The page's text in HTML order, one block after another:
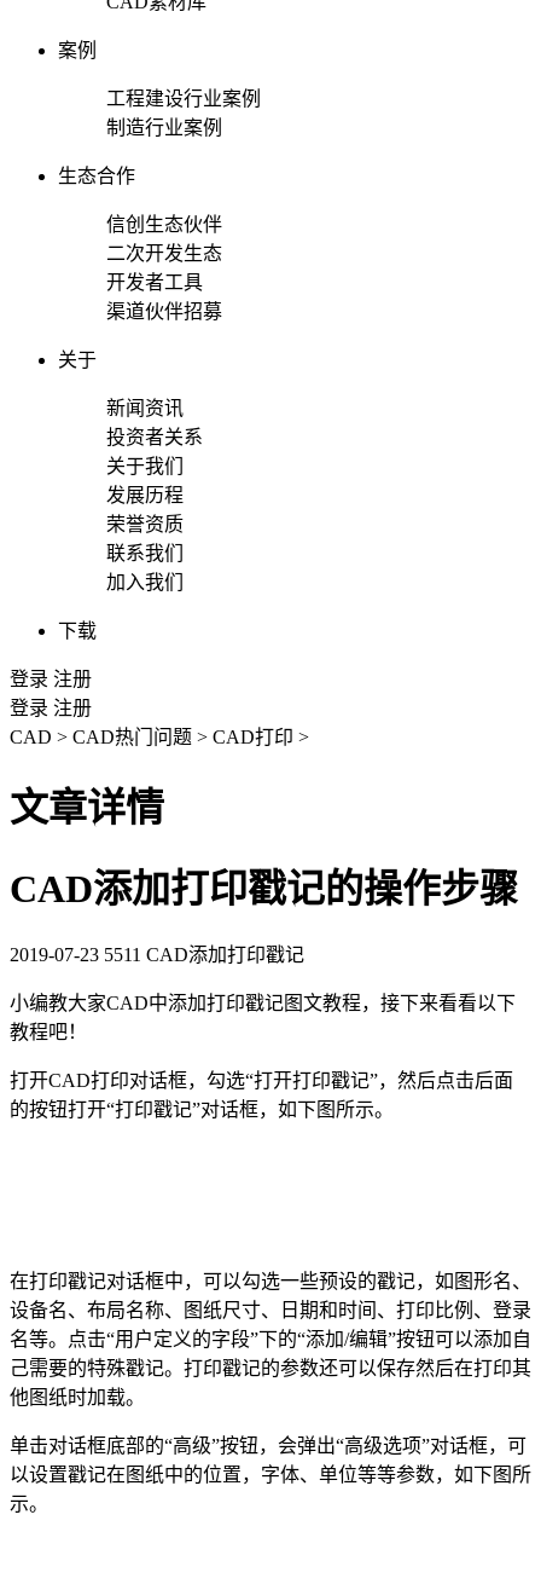
案例
工程建设行业案例
制造行业案例
生态合作
信创生态伙伴
二次开发生态
开发者工具
渠道伙伴招募
关于
新闻资讯
投资者关系
关于我们
发展历程
荣誉资质
联系我们
加入我们
下载
登录 注册
登录 注册
CAD > CAD热门问题 > CAD打印 >
文章详情
CAD添加打印戳记的操作步骤
2019-07-23 5511 CAD添加打印戳记
小编教大家CAD中添加打印戳记图文教程，接下来看看以下
教程吧！
打开CAD打印对话框，勾选“打开打印戳记”，然后点击后面
的按钮打开“打印戳记”对话框，如下图所示。
在打印戳记对话框中，可以勾选一些预设的戳记，如图形名、
设备名、布局名称、图纸尺寸、日期和时间、打印比例、登录
名等。点击“用户定义的字段”下的“添加/编辑”按钮可以添加自
己需要的特殊戳记。打印戳记的参数还可以保存然后在打印其
他图纸时加载。
单击对话框底部的“高级”按钮，会弹出“高级选项”对话框，可
以设置戳记在图纸中的位置，字体、单位等等参数，如下图所
示。